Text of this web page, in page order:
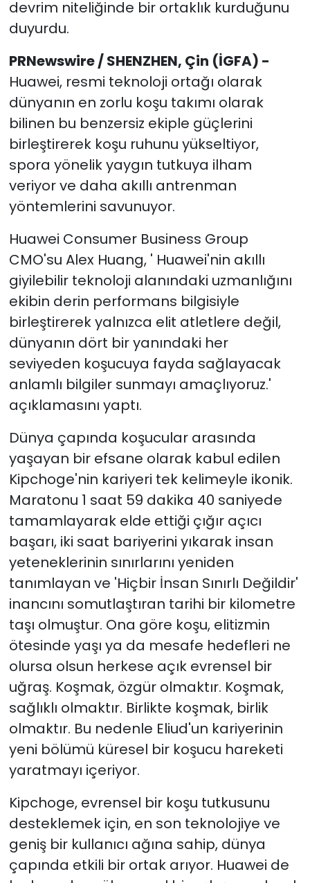
devrim niteliğinde bir ortaklık kurduğunu
duyurdu.
PRNewswire / SHENZHEN, Çin (İGFA) -
Huawei, resmi teknoloji ortağı olarak
dünyanın en zorlu koşu takımı olarak
bilinen bu benzersiz ekiple güçlerini
birleştirerek koşu ruhunu yükseltiyor,
spora yönelik yaygın tutkuya ilham
veriyor ve daha akıllı antrenman
yöntemlerini savunuyor.
Huawei Consumer Business Group
CMO'su Alex Huang, ' Huawei'nin akıllı
giyilebilir teknoloji alanındaki uzmanlığını
ekibin derin performans bilgisiyle
birleştirerek yalnızca elit atletlere değil,
dünyanın dört bir yanındaki her
seviyeden koşucuya fayda sağlayacak
anlamlı bilgiler sunmayı amaçlıyoruz.'
açıklamasını yaptı.
Dünya çapında koşucular arasında
yaşayan bir efsane olarak kabul edilen
Kipchoge'nin kariyeri tek kelimeyle ikonik.
Maratonu 1 saat 59 dakika 40 saniyede
tamamlayarak elde ettiği çığır açıcı
başarı, iki saat bariyerini yıkarak insan
yeteneklerinin sınırlarını yeniden
tanımlayan ve 'Hiçbir İnsan Sınırlı Değildir'
inancını somutlaştıran tarihi bir kilometre
taşı olmuştur. Ona göre koşu, elitizmin
ötesinde yaşı ya da mesafe hedefleri ne
olursa olsun herkese açık evrensel bir
uğraş. Koşmak, özgür olmaktır. Koşmak,
sağlıklı olmaktır. Birlikte koşmak, birlik
olmaktır. Bu nedenle Eliud'un kariyerinin
yeni bölümü küresel bir koşucu hareketi
yaratmayı içeriyor.
Kipchoge, evrensel bir koşu tutkusunu
desteklemek için, en son teknolojiye ve
geniş bir kullanıcı ağına sahip, dünya
çapında etkili bir ortak arıyor. Huawei de